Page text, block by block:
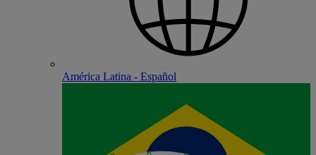
América Latina - Español